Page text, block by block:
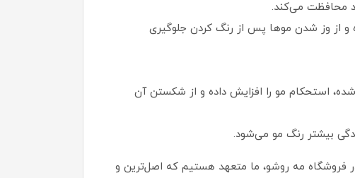
محافظت می‌کند.
و از وز شدن موها پس از رنگ کردن جلوگیری
استحکام مو را افزایش داده و از شکستن آن
بیشتر رنگ مو می‌شود.
فروشگاه مه روشو، ما متعهد هستیم که اصل‌ترین و